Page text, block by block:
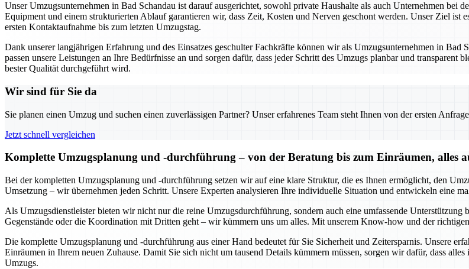
Unser Umzugsunternehmen in Bad Schandau ist darauf ausgerichtet, sowohl private Haushalte als auch Unternehmen bei
Equipment und einem strukturierten Ablauf garantieren wir, dass Zeit, Kosten und Nerven geschont werden. Unser Ziel ist
ersten Kontaktaufnahme bis zum letzten Umzugstag.
Dank unserer langjährigen Erfahrung und des Einsatzes geschulter Fachkräfte können wir als Umzugsunternehmen in
passen unsere Leistungen an Ihre Bedürfnisse an und sorgen dafür, dass jeder Schritt des Umzugs planbar und
bester Qualität durchgeführt wird.
Wir sind für Sie da
Sie planen einen Umzug und suchen einen zuverlässigen Partner? Unser erfahrenes Team steht Ihnen von der ersten
Jetzt schnell vergleichen
Komplette Umzugsplanung und -durchführung – von der Beratung bis zum Einräumen, alles
Bei der kompletten Umzugsplanung und -durchführung setzen wir auf eine klare Struktur, die es Ihnen ermöglicht, den
Umsetzung – wir übernehmen jeden Schritt. Unsere Experten analysieren Ihre individuelle Situation und entwickeln eine
Als Umzugsdienstleister bieten wir nicht nur die reine Umzugsdurchführung, sondern auch eine umfassende
Gegenstände oder die Koordination mit Dritten geht – wir kümmern uns um alles. Mit unserem Know-how und der
Die komplette Umzugsplanung und -durchführung aus einer Hand bedeutet für Sie Sicherheit und Zeitersparnis. Unsere
Einräumen in Ihrem neuen Zuhause. Damit Sie sich nicht um tausend Details kümmern müssen, sorgen wir dafür, dass
Umzugs.